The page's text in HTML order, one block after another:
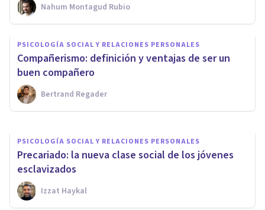
Nahum Montagud Rubio
PSICOLOGÍA SOCIAL Y RELACIONES PERSONALES
Compañerismo: definición y ventajas de ser un
buen compañero
Bertrand Regader
PSICOLOGÍA SOCIAL Y RELACIONES PERSONALES
Modelo cíclico de Worchel: las
6 etapas de la formación de
grupos
Laura Ruiz Mitjana
PSICOLOGÍA SOCIAL Y RELACIONES PERSONALES
Precariado: la nueva clase social de los jóvenes
esclavizados
Izzat Haykal